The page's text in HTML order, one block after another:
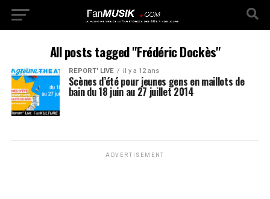
All posts tagged "Frédéric Dockès"
REPORT' LIVE il y a 12 ans
Scènes d’été pour jeunes gens en maillots de
bain du 18 juin au 27 juillet 2014
ADVERTISEMENT